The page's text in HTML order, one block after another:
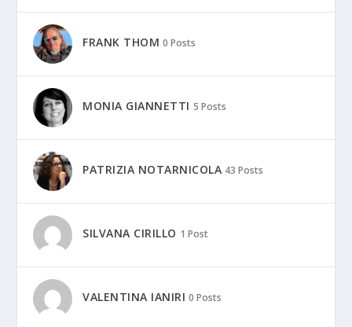
FRANK THOM 0 Posts
MONIA GIANNETTI 5 Posts
PATRIZIA NOTARNICOLA 43 Posts
SILVANA CIRILLO 1 Post
VALENTINA IANIRI 0 Posts